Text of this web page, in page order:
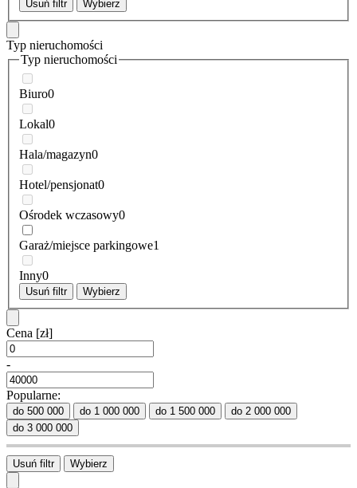
Usuń filtr Wybierz
Typ nieruchomości
Typ nieruchomości
Biuro0
Lokal0
Hala/magazyn0
Hotel/pensjonat0
Ośrodek wczasowy0
Garaż/miejsce parkingowe1
Inny0
Usuń filtr Wybierz
Cena [zł]
-
Popularne:
do 500 000 do 1 000 000 do 1 500 000
do 2 000 000
do 3 000 000
Usuń filtr Wybierz